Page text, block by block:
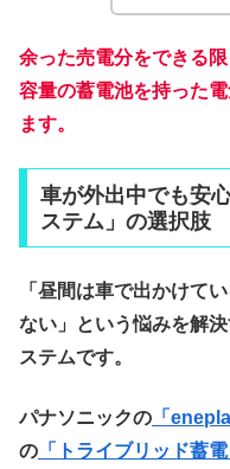
余った売電分をできる
容量の蓄電池を持った
ます。
車が外出中でも安
ステム」の選択肢
「昼間は車で出かけて
ない」という悩みを解決
ステムです。
パナソニックの 「
の 「トライブリッド蓄電